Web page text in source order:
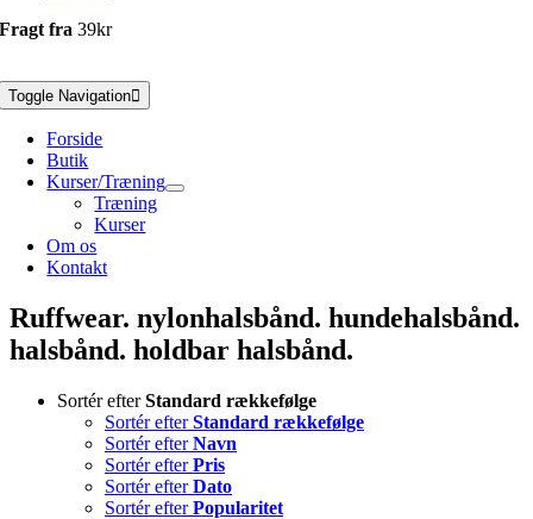
Fragt fra39kr
Toggle Navigation
Forside
Butik
Kurser/Træning
Træning
Kurser
Om os
Kontakt
Ruffwear. nylonhalsbånd. hundehalsbånd.
halsbånd. holdbar halsbånd.
Sortér efterStandard rækkefølge
Sortér efterStandard rækkefølge
Sortér efterNavn
Sortér efterPris
Sortér efterDato
Sortér efterPopularitet